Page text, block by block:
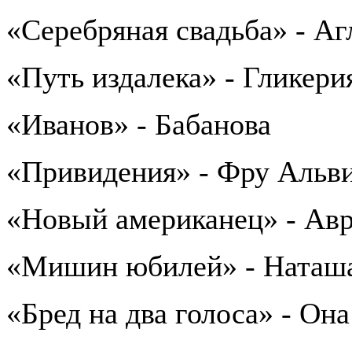
«Серебряная свадьба» -
«Путь издалека» -
«Иванов» - Бабанова
«Привидения» - Фру
«Новый американец» -
«Мишин юбилей» -
«Бред на два голоса» - Она